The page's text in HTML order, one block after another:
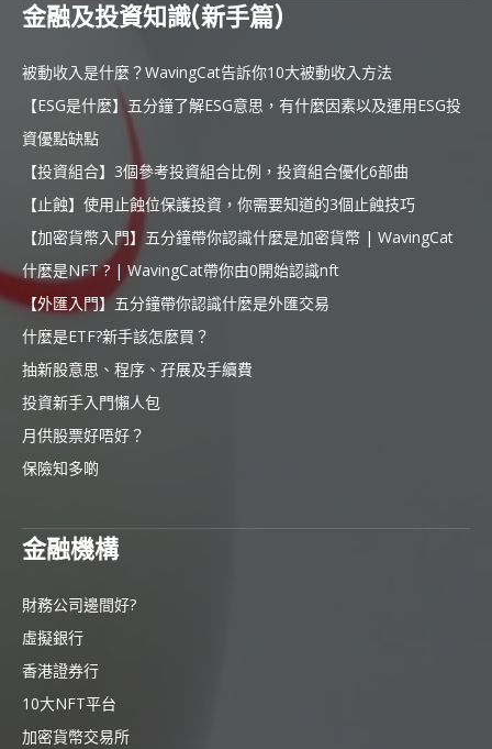
金融及投資知識(新手篇)
被動收入是什麼？WavingCat告訴你10大被動收入方法
【ESG是什麼】五分鐘了解ESG意思，有什麼因素以及運用ESG投
資優點缺點
【投資組合】3個參考投資組合比例，投資組合優化6部曲
【止蝕】使用止蝕位保護投資，你需要知道的3個止蝕技巧
【加密貨幣入門】五分鐘帶你認識什麼是加密貨幣 | WavingCat
什麼是NFT ? | WavingCat帶你由0開始認識nft
【外匯入門】五分鐘帶你認識什麼是外匯交易
什麼是ETF?新手該怎麼買？
抽新股意思、程序、孖展及手續費
投資新手入門懶人包
月供股票好唔好？
保險知多啲
金融機構
財務公司邊間好?
虛擬銀行
香港證券行
10大NFT平台
加密貨幣交易所